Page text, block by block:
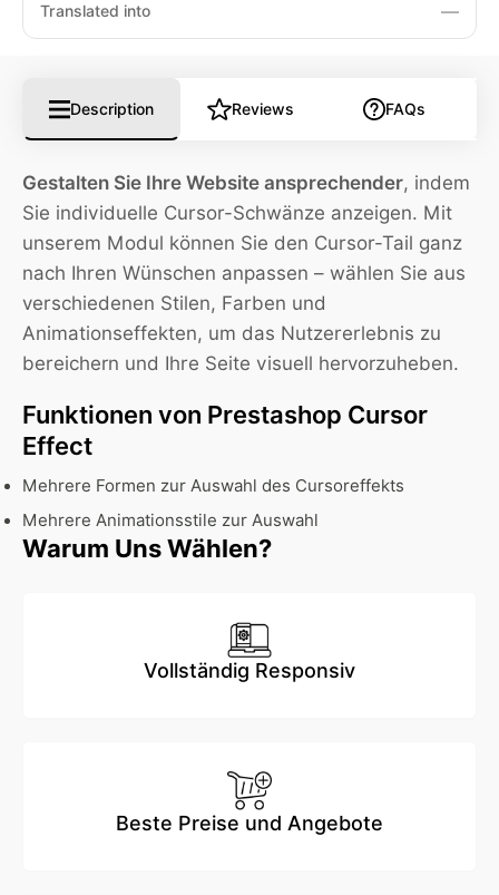
Translated into
—
Description Reviews FAQs
Gestalten Sie Ihre Website ansprechender, indem
Sie individuelle Cursor-Schwänze anzeigen. Mit
unserem Modul können Sie den Cursor-Tail ganz
nach Ihren Wünschen anpassen – wählen Sie aus
verschiedenen Stilen, Farben und
Animationseffekten, um das Nutzererlebnis zu
bereichern und Ihre Seite visuell hervorzuheben.
Funktionen von Prestashop Cursor
Effect
Mehrere Formen zur Auswahl des Cursoreffekts
Mehrere Animationsstile zur Auswahl
Warum Uns Wählen?
Vollständig Responsiv
Beste Preise und Angebote